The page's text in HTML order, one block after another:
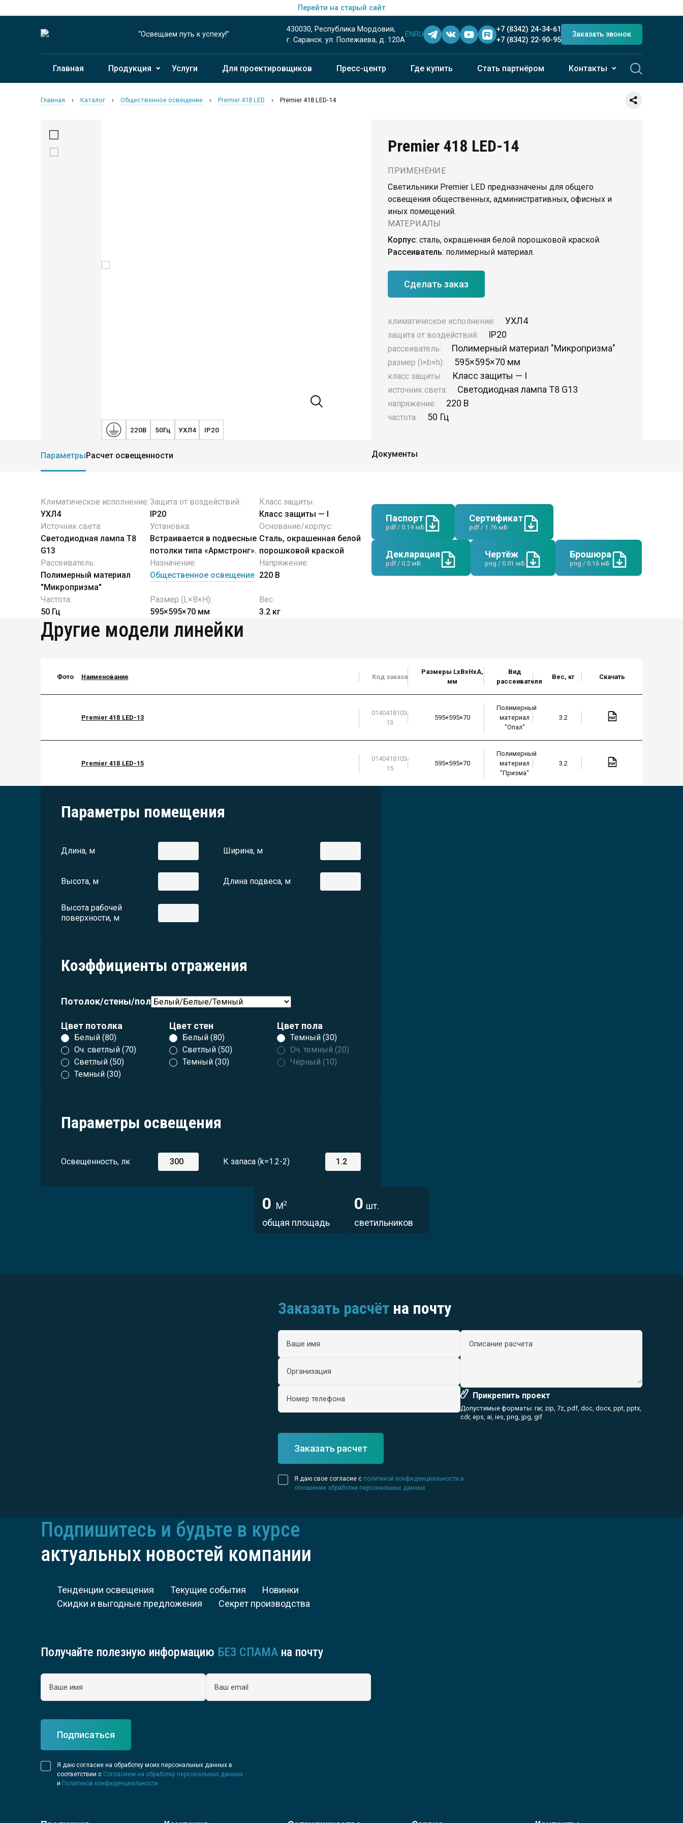
Перейти на старый сайт
“Освещаем путь к успеху!”
430030, Республика Мордовия,
г. Саранск. ул. Полежаева, д. 120А
EN RU
+7 (8342) 24-34-61
+7 (8342) 22-90-95
Заказать звонок
Главная Продукция Услуги Для проектировщиков Пресс-центр Где купить Стать партнёром Контакты
Промышленное освещение
Руководство
Региональные представители
Главная › Каталог › Общественное освещение › Premier 418 LED › Premier 418 LED-14
220В 50Гц УХЛ4 IP20
Premier 418 LED-14
ПРИМЕНЕНИЕ
Светильники Premier LED предназначены для общего
освещения общественных, административных, офисных и
иных помещений.
МАТЕРИАЛЫ
Корпус: сталь, окрашенная белой порошковой краской.
Рассеиватель: полимерный материал.
Сделать заказ
климатическое исполнение: УХЛ4
защита от воздействий: IP20
рассеиватель: Полимерный материал "Микропризма"
размер (l×b×h): 595×595×70 мм
класс защиты: Класс защиты — I
источник света: Светодиодная лампа Т8 G13
напряжение: 220 В
частота: 50 Гц
ПараметрыРасчет освещенности Документы
Климатическое исполнение:
УХЛ4
Защита от воздействий:
IP20
Класс защиты:
Класс защиты — I
Источник света:
Светодиодная лампа Т8
G13
Установка:
Встраивается в подвесные
потолки типа «Армстронг».
Основание/корпус:
Сталь, окрашенная белой
порошковой краской
Рассеиватель:
Полимерный материал
"Микропризма"
Назначение:
Общественное освещение
Напряжение:
220 В
Частота:
50 Гц
Размер (L×B×H):
595×595×70 мм
Вес:
3.2 кг
Паспорт
pdf / 0.19 мБ
Сертификат
pdf / 1.76 мБ
Декларация
pdf / 0.2 мБ
Чертёж
png / 0.01 мБ
Брошюра
png / 0.16 мБ
Другие модели линейки
Фото Наименование Код заказа
Размеры LxBxHхА,
мм
Вид
рассеивателя
Вес, кг Скачать
Premier 418 LED-13
0140418103-
13
595×595×70
Полимерный
материал
"Опал"
3.2
Premier 418 LED-15
0140418103-
15
595×595×70
Полимерный
материал
"Призма"
3.2
Параметры помещения
Длина, м Ширина, м
Высота, м Длина подвеса, м
Высота рабочей
поверхности, м
Коэффициенты отражения
Потолок/стены/пол
Цвет потолка
Белый (80)
Оч. светлый (70)
Светлый (50)
Темный (30)
Цвет стен
Белый (80)
Светлый (50)
Темный (30)
Цвет пола
Темный (30)
Оч. темный (20)
Черный (10)
Параметры освещения
Освещенность, лк К запаса (k=1.2-2)
0 М2
общая площадь
0 шт.
светильников
Заказать расчёт на почту
Ваше имя
Организация
Номер телефона
Описание расчета
Прикрепить проект
Допустимые форматы: rar, zip, 7z, pdf, doc, docx, ppt, pptx,
cdr, eps, ai, ies, png, jpg, gif
Заказать расчет
Я даю свое согласие с политикой конфиденциальности в
отношении обработки персональных данных
Подпишитесь и будьте в курсе
актуальных новостей компании
Тенденции освещения Текущие события
Новинки
Скидки и выгодные предложения
Секрет производства
Получайте полезную информацию БЕЗ СПАМА на почту
Ваше имя Ваш email
Подписаться
Я даю согласие на обработку моих персональных данных в
соответствии с Согласием на обработку персональных данных
и Политикой конфиденциальности